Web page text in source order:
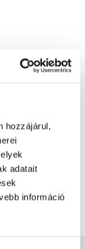
hozzájárul,
adatait
információ
havas téli